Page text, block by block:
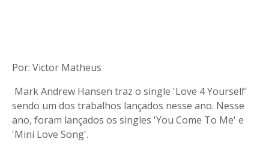
Por: Victor Matheus
Mark Andrew Hansen traz o single 'Love 4 Yourself'
sendo um dos trabalhos lançados nesse ano. Nesse
ano, foram lançados os singles 'You Come To Me' e
'Mini Love Song'.